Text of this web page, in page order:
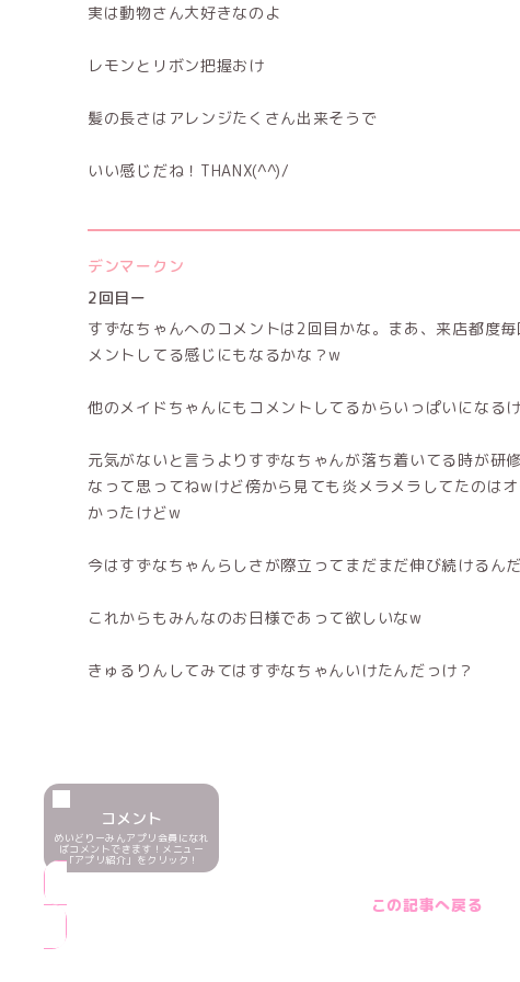
実は動物さん大好きなのよ
レモンとリボン把握おけ
髪の長さはアレンジたくさん出来そうで
いい感じだね！THANX(^^)/
デンマークン
2回目ー
すずなちゃんへのコメントは2回目かな。まあ、来店都度
メントしてる感じにもなるかな？w
他のメイドちゃんにもコメントしてるからいっぱいになる
元気がないと言うよりすずなちゃんが落ち着いてる時が研
なって思ってねwけど傍から見ても炎メラメラしてたのは
かったけどw
今はすずなちゃんらしさが際立ってまだまだ伸び続けるん
これからもみんなのお日様であって欲しいなw
きゅるりんしてみてはすずなちゃんいけたんだっけ？
コメント
めいどりーみんアプリ会員になれ
ばコメントできます！メニュー
「アプリ紹介」をクリック！
この記事へ戻る